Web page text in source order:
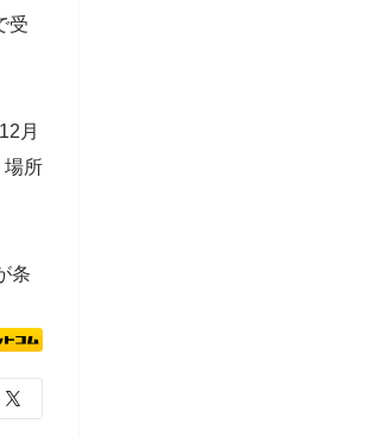
受
月
場所
条